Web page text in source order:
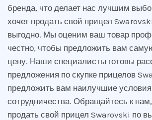
бренда, что делает нас лучшим
хочет продать свой прицел
выгодно. Мы оценим ваш товар
честно, чтобы предложить вам
цену. Наши специалисты готовы
предложения по скупке прицелов
предложить вам наилучшие условия
сотрудничества. Обращайтесь к
продать свой прицел Swarovski по